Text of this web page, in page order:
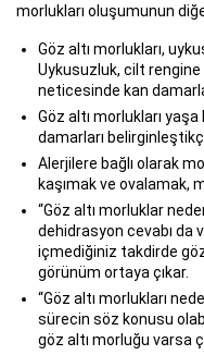
morlukları oluşumunun
Göz altı morlukları,
Uykusuzluk, cilt
neticesinde kan
Göz altı morlukları
damarları
Alerjilere bağlı olarak
kaşımak ve ovalamak,
“Göz altı morluklar
dehidrasyon cevabı da
içmediğiniz takdirde
görünüm ortaya çıkar.
“Göz altı morlukları
sürecin söz konusu
göz altı morluğu varsa